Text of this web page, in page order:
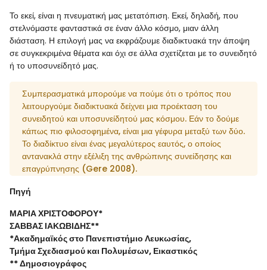
Το εκεί, είναι η πνευματική μας μετατόπιση. Εκεί, δηλαδή, που
στελνόμαστε φανταστικά σε έναν άλλο κόσμο, μιαν άλλη
διάσταση. Η επιλογή μας να εκφράζουμε διαδικτυακά την άποψη
σε συγκεκριμένα θέματα και όχι σε άλλα σχετίζεται με το συνειδητό
ή το υποσυνείδητό μας.
Συμπερασματικά μπορούμε να πούμε ότι ο τρόπος που
λειτουργούμε διαδικτυακά δείχνει μια προέκταση του
συνειδητού και υποσυνείδητού μας κόσμου. Εάν το δούμε
κάπως πιο φιλοσοφημένα, είναι μια γέφυρα μεταξύ των δύο.
Το διαδίκτυο είναι ένας μεγαλύτερος εαυτός, ο οποίος
αντανακλά στην εξέλιξη της ανθρώπινης συνείδησης και
επαγρύπνησης (Gere 2008).
Πηγή
ΜΑΡΙΑ ΧΡΙΣΤΟΦΟΡΟΥ*
ΣΑΒΒΑΣ ΙΑΚΩΒΙΔΗΣ**
*Ακαδημαϊκός στο Πανεπιστήμιο Λευκωσίας,
Τμήμα Σχεδιασμού και Πολυμέσων, Εικαστικός
** Δημοσιογράφος